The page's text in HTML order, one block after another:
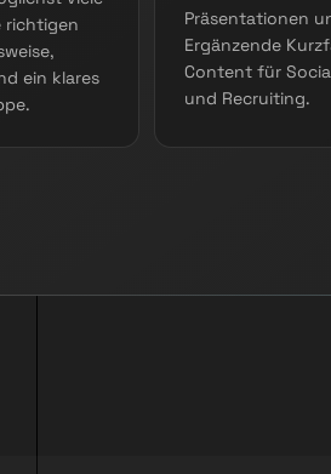
richtigen
ein klares
Präsentationen
Ergänzende
Content für
und Recruiting.